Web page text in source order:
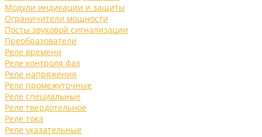
Модули индикации и защиты
Ограничители мощности
Посты звуковой сигнализации
Преобразователи
Реле времени
Реле контроля фаз
Реле напряжения
Реле промежуточные
Реле специальные
Реле твердотельное
Реле тока
Реле указательные